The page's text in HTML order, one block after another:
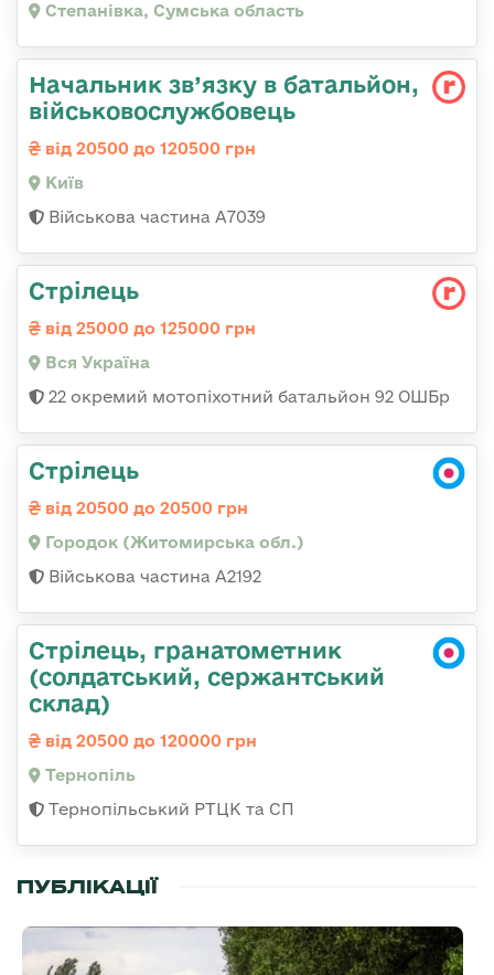
Степанівка, Сумська область
Начальник зв’язку в батальйон,
військовослужбовець
від 20500 до 120500 грн
Київ
Військова частина А7039
Стрілець
від 25000 до 125000 грн
Вся Україна
22 окремий мотопіхотний батальйон 92 ОШБр
Стрілець
від 20500 до 20500 грн
Городок (Житомирська обл.)
Військова частина А2192
Стрілець, гранатометник
(солдатський, сержантський
склад)
від 20500 до 120000 грн
Тернопіль
Тернопільський РТЦК та СП
ПУБЛІКАЦІЇ